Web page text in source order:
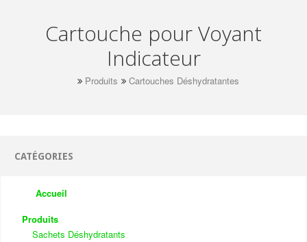
Cartouche pour Voyant
Indicateur
Produits Cartouches Déshydratantes
CATÉGORIES
Accueil
Produits
Sachets Déshydratants